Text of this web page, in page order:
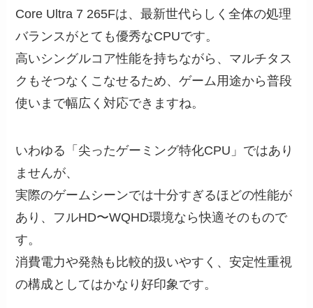
Core Ultra 7 265Fは、最新世代らしく全体の処理
バランスがとても優秀なCPUです。
高いシングルコア性能を持ちながら、マルチタス
クもそつなくこなせるため、ゲーム用途から普段
使いまで幅広く対応できますね。
いわゆる「尖ったゲーミング特化CPU」ではあり
ませんが、
実際のゲームシーンでは十分すぎるほどの性能が
あり、フルHD〜WQHD環境なら快適そのもので
す。
消費電力や発熱も比較的扱いやすく、安定性重視
の構成としてはかなり好印象です。